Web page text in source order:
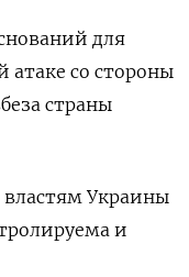
для
атаке со стороны
страны
Украины
и